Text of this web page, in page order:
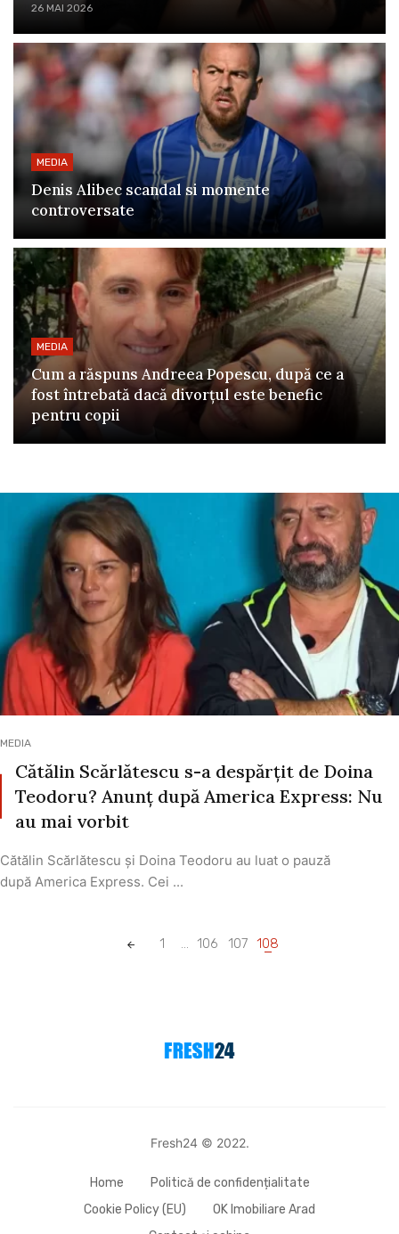
26 MAI 2026
MEDIA
Denis Alibec scandal si momente
controversate
MEDIA
Cum a răspuns Andreea Popescu, după ce a
fost întrebată dacă divorțul este benefic
pentru copii
MEDIA
Cătălin Scărlătescu s-a despărțit de Doina
Teodoru? Anunț după America Express: Nu
au mai vorbit
Cătălin Scărlătescu și Doina Teodoru au luat o pauză
după America Express. Cei ...
1 ... 106 107 108
Fresh24 © 2022.
Home
Politică de confidențialitate
Cookie Policy (EU)
OK Imobiliare Arad